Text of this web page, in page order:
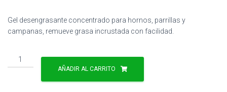
Gel desengrasante concentrado para hornos, parrillas y
campanas, remueve grasa incrustada con facilidad.
Desengrasante
Gel
AÑADIR AL CARRITO